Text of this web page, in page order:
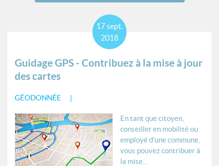
Guidage GPS - Contribuez à la mise à jour
des cartes
GÉODONNÉE
17sept.
2018
En tant que citoyen,
conseiller en mobilité ou
employé d'une commune,
vous pouvez contribuer à
la mise...